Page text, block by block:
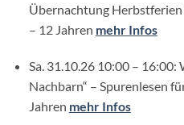
Übernachtung
– 12 Jahren mehr Infos
Sa. 31.10.26 10:00 –
Nachbarn“ – Spurenlesen
Jahren mehr Infos